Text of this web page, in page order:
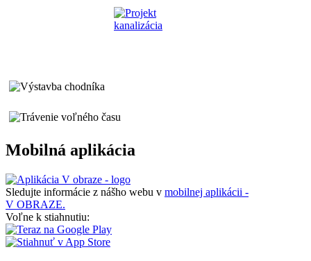
Mobilná aplikácia
Sledujte informácie z nášho webu v mobilnej aplikácii -
V OBRAZE.
Voľne k stiahnutiu: